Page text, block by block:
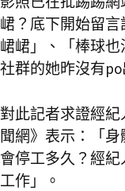
峮？底下開始留
峮峮」、「棒球
社群的她昨沒有
對此記者求證經
聞網》表示：「
會停工多久？經
工作」。